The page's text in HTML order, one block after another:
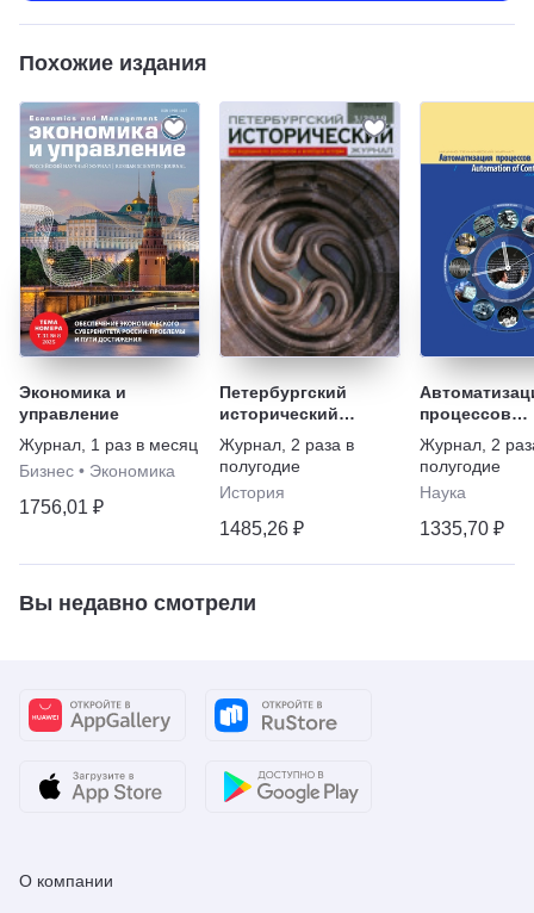
Похожие издания
Экономика и
управление
Журнал 1 раз в месяц
Бизнес • Экономика
1756,01 ₽
Петербургский
исторический
журнал
Журнал 2 раза в
полугодие
История
1485,26 ₽
процессов
управления/
of Control
Журнал 2
полугодие
Наука
1335,70 ₽
Вы недавно смотрели
О компании